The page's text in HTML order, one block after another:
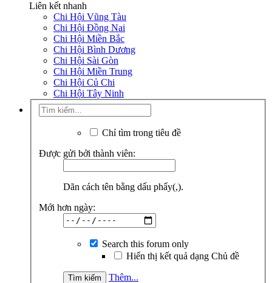
Liên kết nhanh
Chi Hội Vũng Tàu
Chi Hội Đồng Nai
Chi Hội Miền Bắc
Chi Hội Bình Dương
Chi Hội Sài Gòn
Chi Hội Miền Trung
Chi Hội Củ Chi
Chi Hội Tây Ninh
Chỉ tìm trong tiêu đề
Được gửi bởi thành viên:
Dãn cách tên bằng dấu phẩy(,).
Mới hơn ngày:
Search this forum only
Hiển thị kết quả dạng Chủ đề
Thêm...